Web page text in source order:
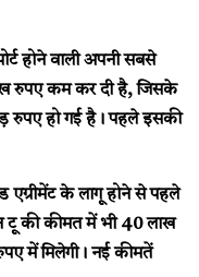
होने वाली अपनी सबसे
रुपए कम कर दी है, जिसके
रुपए हो गई है। पहले इसकी
एग्रीमेंट के लागू होने से पहले
टू की कीमत में भी 40 लाख
में मिलेगी। नई कीमतें